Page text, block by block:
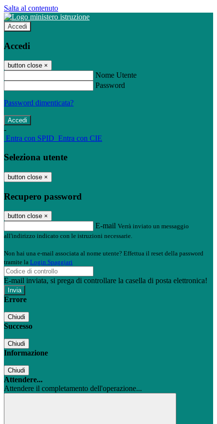
Salta al contenuto
Accedi
Accedi
button close ×
Nome Utente
Password
Password dimenticata?
-
Entra con SPID Entra con CIE
Seleziona utente
button close ×
Recupero password
button close ×
E-mail Verrà inviato un messaggio
all'indirizzo indicato con le istruzioni necessarie.
Non hai una e-mail associata al nome utente? Effettua il reset della password
tramite la Login Spaggiari
E-mail inviata, si prega di controllare la casella di posta elettronica!
Errore
Chiudi
Successo
Chiudi
Informazione
Chiudi
Attendere...
Attendere il completamento dell'operazione...